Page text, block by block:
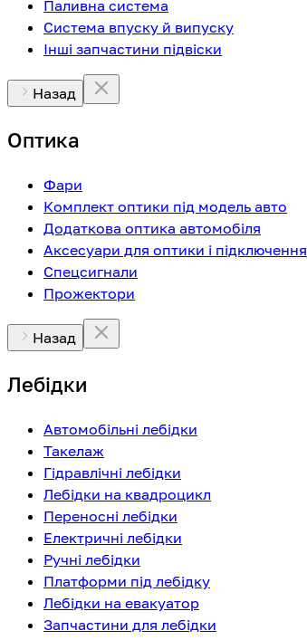
Паливна система
Система впуску й випуску
Інші запчастини підвіски
Назад
Оптика
Фари
Комплект оптики під модель авто
Додаткова оптика автомобіля
Аксесуари для оптики і підключення
Спецсигнали
Прожектори
Назад
Лебідки
Автомобільні лебідки
Такелаж
Гідравлічні лебідки
Лебідки на квадроцикл
Переносні лебідки
Електричні лебідки
Ручні лебідки
Платформи під лебідку
Лебідки на евакуатор
Запчастини для лебідки